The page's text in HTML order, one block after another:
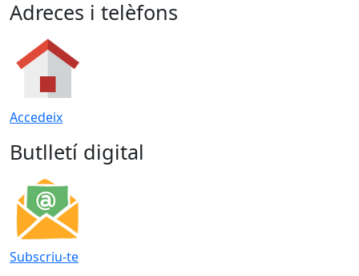
Adreces i telèfons
Accedeix
Butlletí digital
Subscriu-te